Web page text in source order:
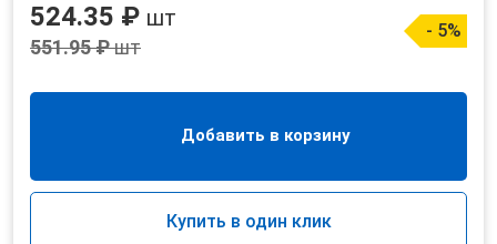
524.35 ₽ шт
551.95 ₽шт
- 5%
Добавить в корзину
Купить в один клик